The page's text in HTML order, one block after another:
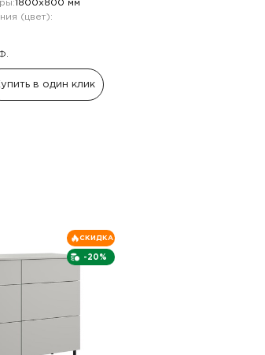
1800х800 мм
(цвет):
в один клик
-20%
СКИДКА